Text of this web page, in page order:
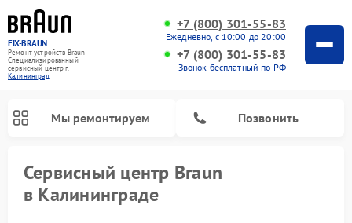
FIX-BRAUN
Ремонт устройств Braun
Специализированный
cервисный центр г.
Калининград
+7 (800) 301-55-83
Ежедневно, с 10:00 до 20:00
+7 (800) 301-55-83
Звонок бесплатный по РФ
Мы ремонтируем Позвонить
Сервисный центр Braun
в Калининграде